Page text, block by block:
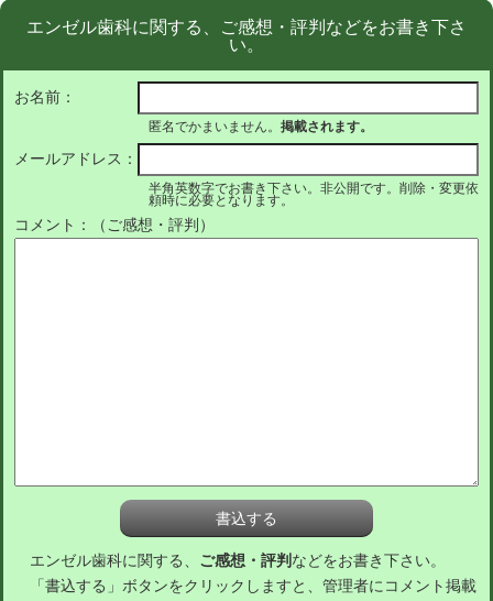
エンゼル歯科に関する、ご感想・評判などをお書き下さ
い。
お名前：
匿名でかまいません。 掲載されます。
メールアドレス：
半角英数字でお書き下さい。非公開です。削除・変更依
頼時に必要となります。
コメント：（ご感想・評判）
エンゼル歯科に関する、 ご感想・評判 などをお書き下さい。
「書込する」ボタンをクリックしますと、管理者にコメント掲載